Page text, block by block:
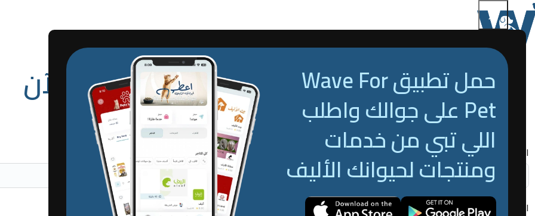
حمل تطبيق Wave For
Pet على جوالك واطلب
اللي تبي من خدمات
ومنتجات لحيوانك الأليف
ضم معنا عيادتك
زد من مبيعاتك وانضم الآن
اسم صاحب العمل
اسم النشاط التجاري